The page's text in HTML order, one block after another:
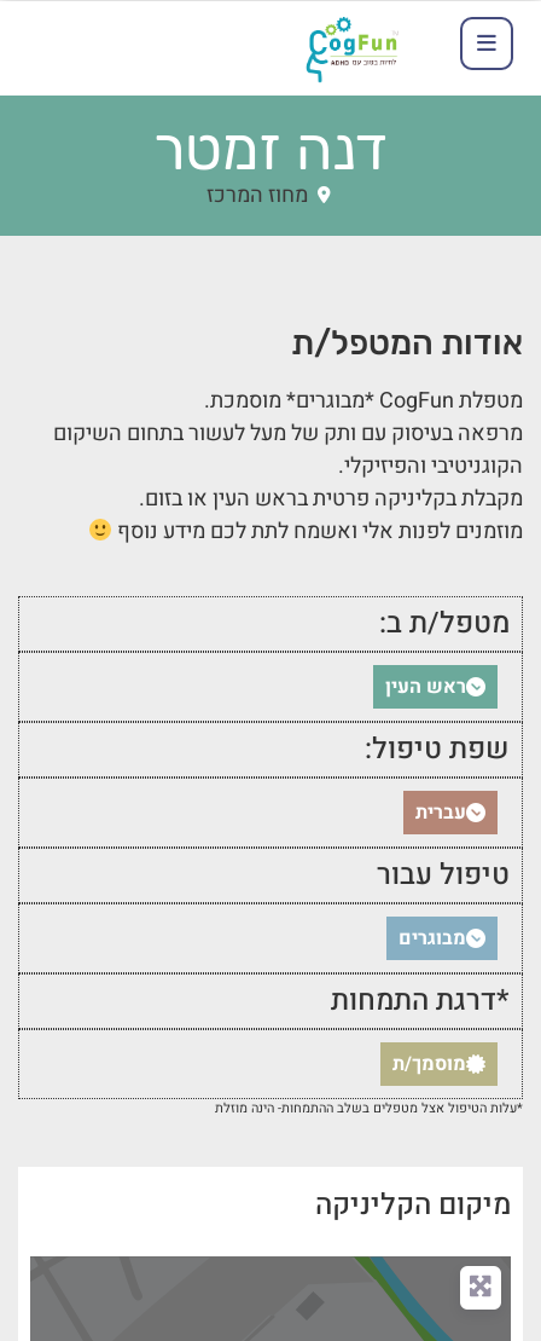
דנה זמטר
מחוז המרכז
אודות המטפל/ת
מטפלת CogFun *מבוגרים* מוסמכת.
מרפאה בעיסוק עם ותק של מעל לעשור בתחום השיקום
הקוגניטיבי והפיזיקלי.
מקבלת בקליניקה פרטית בראש העין או בזום.
מוזמנים לפנות אלי ואשמח לתת לכם מידע נוסף
מטפל/ת ב:
ראש העין
שפת טיפול:
עברית
טיפול עבור
מבוגרים
*דרגת התמחות
מוסמך/ת
*עלות הטיפול אצל מטפלים בשלב ההתמחות- הינה מוזלת
מיקום הקליניקה